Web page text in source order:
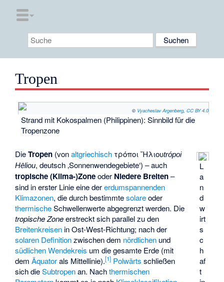
Tropen
© Vyacheslav Argenberg, CC BY 4.0
Strand mit Kokospalmen (Philippinen): Sinnbild für die
Tropenzone
L
a
n
d
w
irt
s
c
h
af
t
DieTropen (vonaltgriechisch τρόποι Ἥλιουtrópoi
Hēliou, deutsch ‚Sonnenwendegebiete‘) – auch
tropische (Klima-)Zoneoder Niedere Breiten–
sind in erster Linie eine dererdumspannenden
Klimazonen, die durch bestimmtesolareoder
thermischeSchwellenwerte abgegrenzt werden. Die
tropische Zoneerstreckt sich parallel zu den
Breitenkreisen in Ost-West-Richtung; nach der
solaren Definitionzwischen dem nördlichen und
südlichen Wendekreis um die gesamte Erde (mit
demÄquatorals Mittellinie).[1] Polwärts schließen
sich dieSubtropenan. Nachthermischen